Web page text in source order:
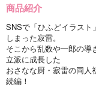
商品紹介
SNSで「ひふどイラスト
しまった寂雷。
そこから乱数や一郎の
立派に成長した
おさなな厨・寂雷の同人
続編！